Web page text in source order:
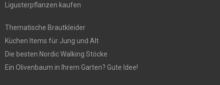
Ligusterpflanzen kaufen
Thematische Brautkleider
Küchen Items für Jung und Alt
Die besten Nordic Walking Stöcke
Ein Olivenbaum in Ihrem Garten? Gute Idee!